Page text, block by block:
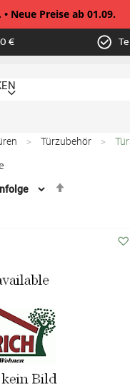
Neue Preise ab 01.09.
€
Türzubehör